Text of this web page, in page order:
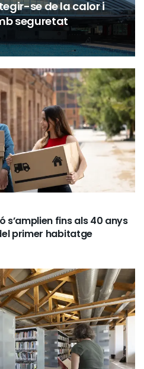
se de la calor i
seguretat
s’amplien fins als 40 anys
primer habitatge